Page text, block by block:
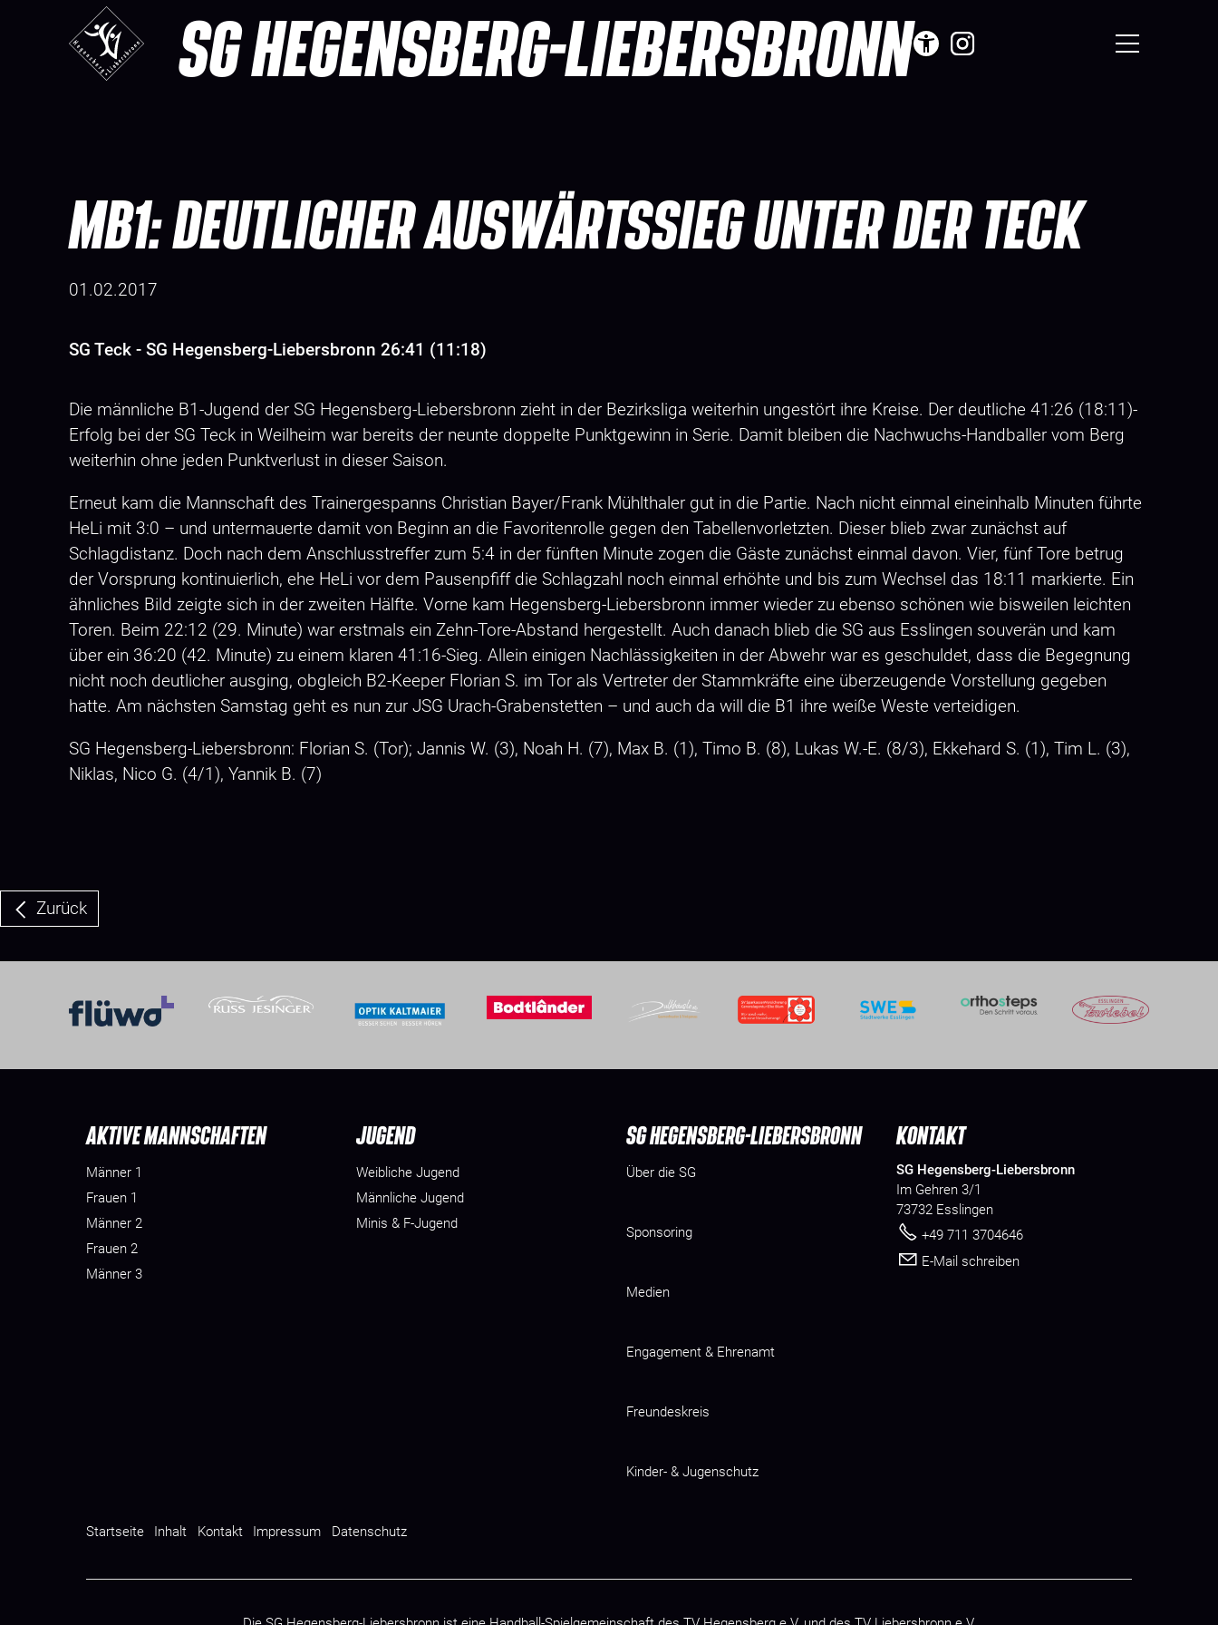
SG HEGENSBERG-LIEBERSBRONN
MB1: DEUTLICHER AUSWÄRTSSIEG UNTER DER TECK
01.02.2017
SG Teck - SG Hegensberg-Liebersbronn 26:41 (11:18)
Die männliche B1-Jugend der SG Hegensberg-Liebersbronn zieht in der Bezirksliga weiterhin ungestört ihre Kreise. Der deutliche 41:26 (18:11)-
Erfolg bei der SG Teck in Weilheim war bereits der neunte doppelte Punktgewinn in Serie. Damit bleiben die Nachwuchs-Handballer vom Berg
weiterhin ohne jeden Punktverlust in dieser Saison.
Erneut kam die Mannschaft des Trainergespanns Christian Bayer/Frank Mühlthaler gut in die Partie. Nach nicht einmal eineinhalb Minuten führte
HeLi mit 3:0 – und untermauerte damit von Beginn an die Favoritenrolle gegen den Tabellenvorletzten. Dieser blieb zwar zunächst auf
Schlagdistanz. Doch nach dem Anschlusstreffer zum 5:4 in der fünften Minute zogen die Gäste zunächst einmal davon. Vier, fünf Tore betrug
der Vorsprung kontinuierlich, ehe HeLi vor dem Pausenpfiff die Schlagzahl noch einmal erhöhte und bis zum Wechsel das 18:11 markierte. Ein
ähnliches Bild zeigte sich in der zweiten Hälfte. Vorne kam Hegensberg-Liebersbronn immer wieder zu ebenso schönen wie bisweilen leichten
Toren. Beim 22:12 (29. Minute) war erstmals ein Zehn-Tore-Abstand hergestellt. Auch danach blieb die SG aus Esslingen souverän und kam
über ein 36:20 (42. Minute) zu einem klaren 41:16-Sieg. Allein einigen Nachlässigkeiten in der Abwehr war es geschuldet, dass die Begegnung
nicht noch deutlicher ausging, obgleich B2-Keeper Florian S. im Tor als Vertreter der Stammkräfte eine überzeugende Vorstellung gegeben
hatte. Am nächsten Samstag geht es nun zur JSG Urach-Grabenstetten – und auch da will die B1 ihre weiße Weste verteidigen.
SG Hegensberg-Liebersbronn: Florian S. (Tor); Jannis W. (3), Noah H. (7), Max B. (1), Timo B. (8), Lukas W.-E. (8/3), Ekkehard S. (1), Tim L. (3),
Niklas, Nico G. (4/1), Yannik B. (7)
Zurück
AKTIVE MANNSCHAFTEN
Männer 1
Frauen 1
Männer 2
Frauen 2
Männer 3
JUGEND
Weibliche Jugend
Männliche Jugend
Minis & F-Jugend
SG HEGENSBERG-LIEBERSBRONN
Über die SG
Sponsoring
Medien
Engagement & Ehrenamt
Freundeskreis
Kinder- & Jugenschutz
KONTAKT
SG Hegensberg-Liebersbronn
Im Gehren 3/1
73732 Esslingen
+49 711 3704646
E-Mail schreiben
Startseite Inhalt Kontakt Impressum Datenschutz